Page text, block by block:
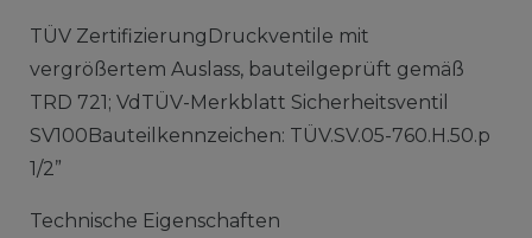
TÜV ZertifizierungDruckventile mit
vergrößertem Auslass, bauteilgeprüft gemäß
TRD 721; VdTÜV-Merkblatt Sicherheitsventil
SV100Bauteilkennzeichen: TÜV.SV.05-760.H.50.p
1/2”
Technische Eigenschaften